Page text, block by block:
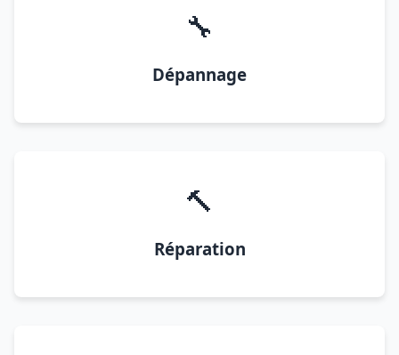
🔧
Dépannage
🔨
Réparation